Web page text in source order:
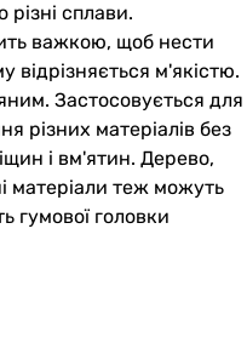
різні сплави.
важкою, щоб нести
відрізняється м'якістю.
Застосовується для
різних матеріалів без
і вм'ятин. Дерево,
матеріали теж можуть
гумової головки